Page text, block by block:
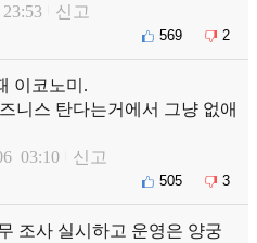
신고
569 2
이코노미.
니스 탄다는거에서 그냥 없애
03:10 신고
505 3
조사 실시하고 운영은 양궁